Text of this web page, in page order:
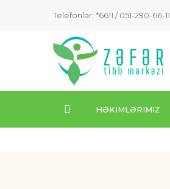
Telefonlar: *6611 /051-290-66-11
HƏKIMLƏRIMIZ